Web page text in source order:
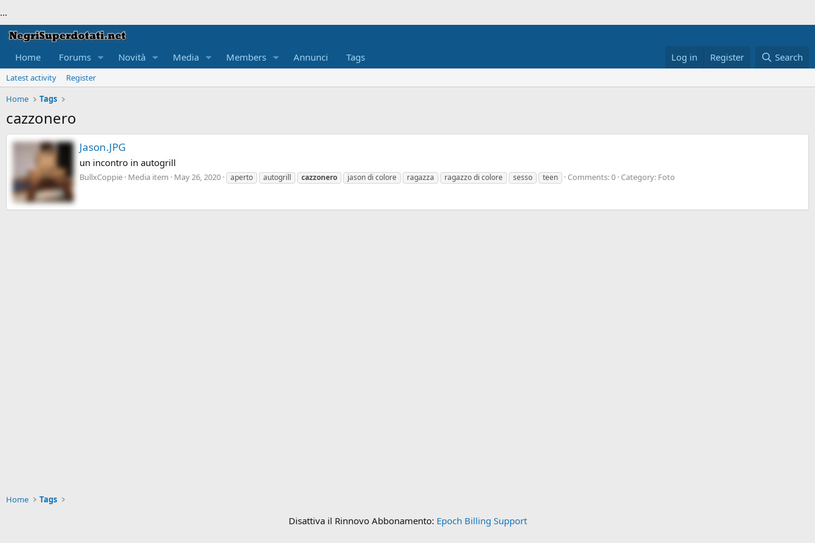
...
Home Forums Novità Media Members Annunci Tags Log in Register Search
Latest activity
Register
Home
Tags
cazzonero
Jason.JPG
un incontro in autogrill
BullxCoppie Media item May 26, 2020 aperto autogrill cazzonero jason di colore ragazza ragazzo di colore sesso teen Comments: 0 Category: Foto
Home Tags
Disattiva il Rinnovo Abbonamento: Epoch Billing Support